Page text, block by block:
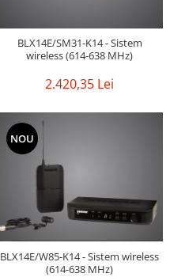
BLX14E/SM31-K14 - Sistem
wireless (614-638 MHz)
2.420,35 Lei
NOU
BLX14E/W85-K14 - Sistem wireless
(614-638 MHz)